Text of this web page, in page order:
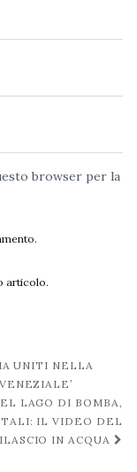
browser per la
articolo.
UNITI NELLA
LAGO DI BOMBA,
IL VIDEO DEL
IN ACQUA